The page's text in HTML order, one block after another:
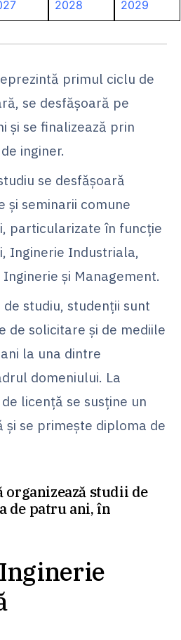
2028 2029
primul ciclu de
se desfășoară pe
şi se finalizează prin
inginer.
se desfăşoară
şi seminarii comune
particularizate în funcție
Inginerie Industriala,
și Management.
studiu, studenții sunt
de solicitare şi de mediile
la una dintre
domeniului. La
licență se susține un
și se primește diploma de
organizează studii de
de patru ani, în